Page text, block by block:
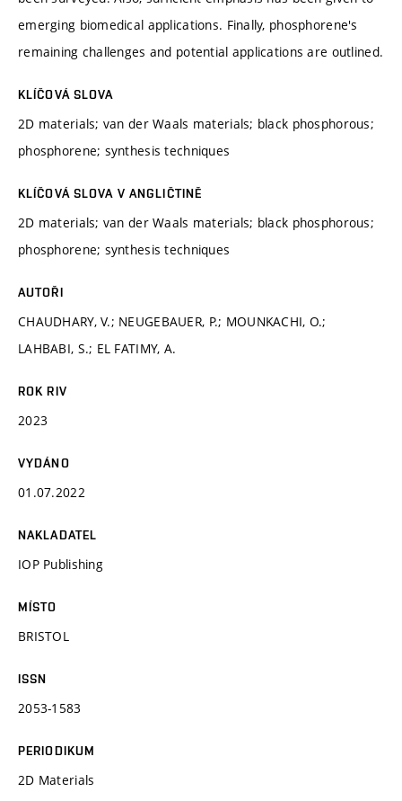
emerging biomedical applications. Finally, phosphorene's
remaining challenges and potential applications are outlined.
KLÍČOVÁ SLOVA
2D materials; van der Waals materials; black phosphorous;
phosphorene; synthesis techniques
KLÍČOVÁ SLOVA V ANGLIČTINĚ
2D materials; van der Waals materials; black phosphorous;
phosphorene; synthesis techniques
AUTOŘI
CHAUDHARY, V.; NEUGEBAUER, P.; MOUNKACHI, O.;
LAHBABI, S.; EL FATIMY, A.
ROK RIV
2023
VYDÁNO
01.07.2022
NAKLADATEL
IOP Publishing
MÍSTO
BRISTOL
ISSN
2053-1583
PERIODIKUM
2D Materials